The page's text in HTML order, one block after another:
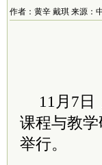
作者：黄辛 戴琪 来源：
11月7
课程与教
举行。